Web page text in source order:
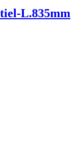
L.835mm